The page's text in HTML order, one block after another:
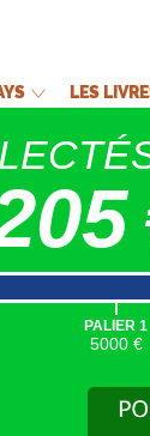
LES
|
PALIER 1
5000 €